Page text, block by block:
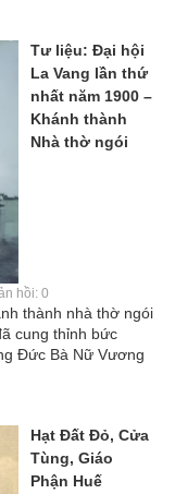
Tư liệu: Đại hội
La Vang lần thứ
nhất năm 1900 –
Khánh thành
Nhà thờ ngói
hồi: 0
thành nhà thờ ngói
cung thỉnh bức
Đức Bà Nữ Vương
Hạt Đất Đỏ, Cửa
Tùng, Giáo
Phận Huế